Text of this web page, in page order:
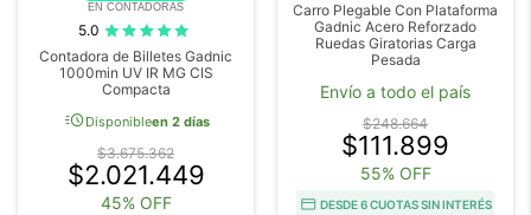
EN CONTADORAS
5.0
Contadora de Billetes Gadnic
1000min UV IR MG CIS
Compacta
acuteDisponibleen 2 días
$3.675.362
$2.021.449
45% OFF
Carro Plegable Con Plataforma
Gadnic Acero Reforzado
Ruedas Giratorias Carga
Pesada
Envío a todo el país
$248.664
$111.899
55% OFF
DESDE 6 CUOTAS SIN INTERÉS